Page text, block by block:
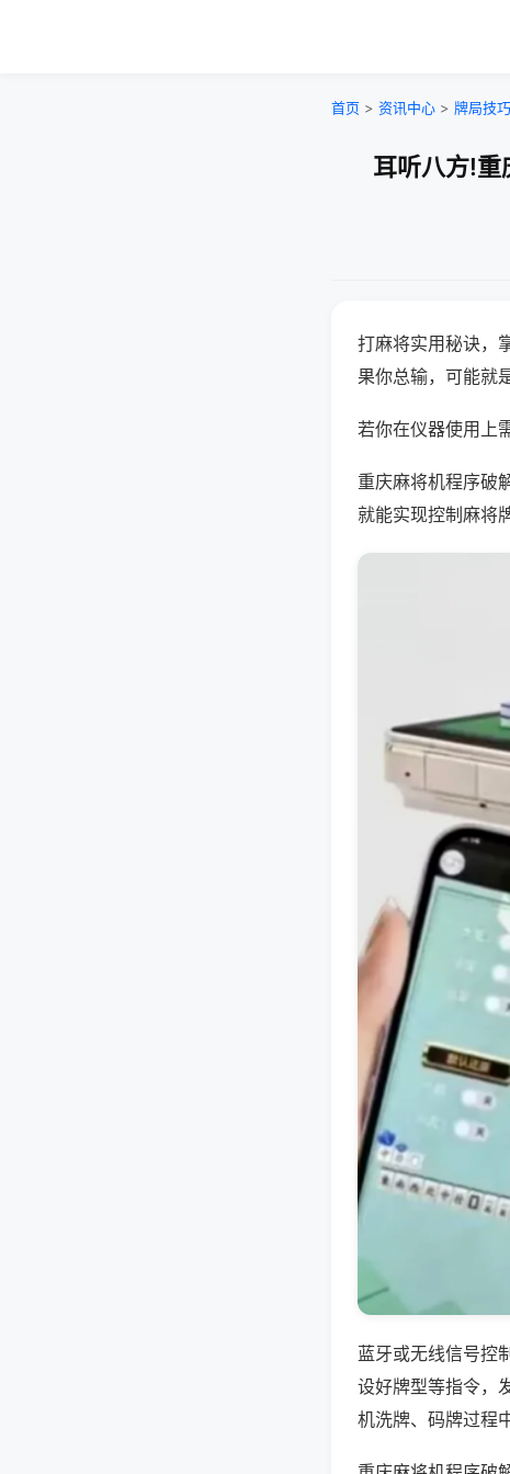
首页 > 资讯中心 > 牌局技巧
耳听八方!重
打麻将实用秘诀，
果你总输，可能就
若你在仪器使用上
重庆麻将机程序破
就能实现控制麻将
蓝牙或无线信号控
设好牌型等指令，
机洗牌、码牌过程